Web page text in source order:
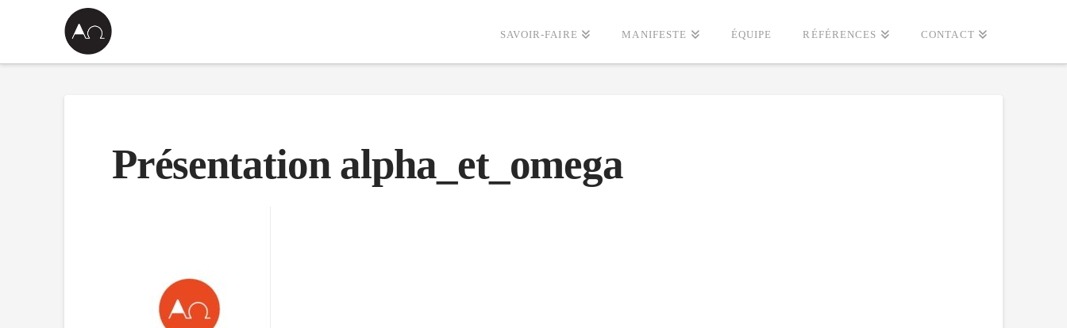
SAVOIR-FAIRE MANIFESTE ÉQUIPE RÉFÉRENCES CONTACT
Présentation alpha_et_omega